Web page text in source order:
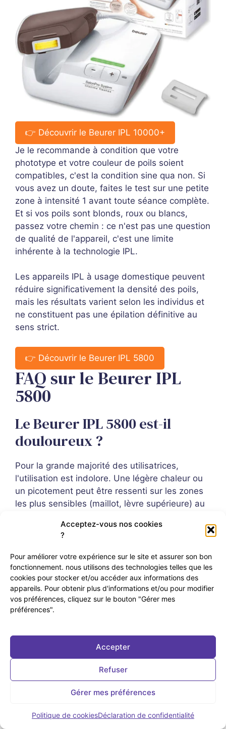
Acceptez-vous nos cookies
?
Pour améliorer votre expérience sur le site et assurer son bon
fonctionnement. nous utilisons des technologies telles que les
cookies pour stocker et/ou accéder aux informations des
appareils. Pour obtenir plus d'informations et/ou pour modifier
vos préférences, cliquez sur le bouton "Gérer mes
préférences".
Accepter
Refuser
Gérer mes préférences
Politique de cookiesDéclaration de confidentialité
👉 Découvrir le Beurer IPL 10000+
Je le recommande à condition que votre
phototype et votre couleur de poils soient
compatibles, c'est la condition sine qua non. Si
vous avez un doute, faites le test sur une petite
zone à intensité 1 avant toute séance complète.
Et si vos poils sont blonds, roux ou blancs,
passez votre chemin : ce n'est pas une question
de qualité de l'appareil, c'est une limite
inhérente à la technologie IPL.
Les appareils IPL à usage domestique peuvent
réduire significativement la densité des poils,
mais les résultats varient selon les individus et
ne constituent pas une épilation définitive au
sens strict.
👉 Découvrir le Beurer IPL 5800
FAQ sur le Beurer IPL
5800
Le Beurer IPL 5800 est-il
douloureux ?
Pour la grande majorité des utilisatrices,
l'utilisation est indolore. Une légère chaleur ou
un picotement peut être ressenti sur les zones
les plus sensibles (maillot, lèvre supérieure) au
niveau 1 ou 2, c'est largement suffisant.
Combien de temps avant de
voir les premiers résultats ?
Les premiers effets visibles apparaissent
généralement dès la 3e ou 4e séance. Pour des
d'utilisation régulière, soit une séance toutes les
2 semaines. Sans régularité, les résultats seront
systématiquement décevants.
Le Beurer IPL 5800
fonctionne-t-il sur le visage ?